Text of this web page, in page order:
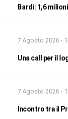
Bardi: 1,6
7 Agosto 2026 -
Una call per il
7 Agosto 2026 -
Incontro tra il